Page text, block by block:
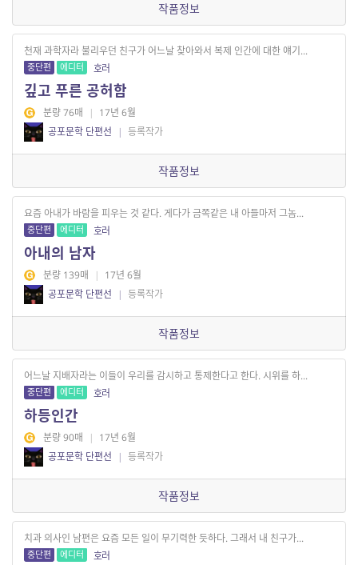
작품정보
천재 과학자라 불리우던 친구가 어느날 찾아와서 복제 인간에 대한 얘기...
중단편 에디터 호러
깊고 푸른 공허함
분량 76매 | 17년 6월
공포문학 단편선
| 등록작가
작품정보
요즘 아내가 바람을 피우는 것 같다. 게다가 금쪽같은 내 아들마저 그놈...
중단편 에디터 호러
아내의 남자
분량 139매 | 17년 6월
공포문학 단편선
| 등록작가
작품정보
어느날 지배자라는 이들이 우리를 감시하고 통제한다고 한다. 시위를 하...
중단편 에디터 호러
하등인간
분량 90매 | 17년 6월
공포문학 단편선
| 등록작가
작품정보
치과 의사인 남편은 요즘 모든 일이 무기력한 듯하다. 그래서 내 친구가...
중단편 에디터 호러